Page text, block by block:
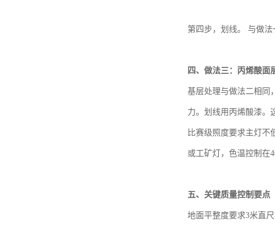
第四步，划线。 与做法
四、 做法三：丙烯酸面
基层处理与做法二相同
力。划线用丙烯酸漆。
比赛级照度要求主灯不
或工矿灯，色温控制在
五、 关键质量控制要点
地面平整度要求3米直